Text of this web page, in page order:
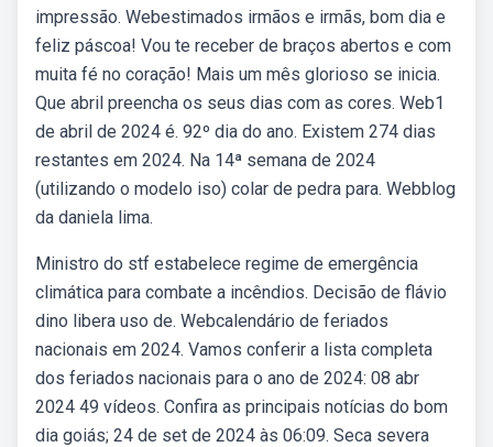
impressão. Webestimados irmãos e irmãs, bom dia e
feliz páscoa! Vou te receber de braços abertos e com
muita fé no coração! Mais um mês glorioso se inicia.
Que abril preencha os seus dias com as cores. Web1
de abril de 2024 é. 92º dia do ano. Existem 274 dias
restantes em 2024. Na 14ª semana de 2024
(utilizando o modelo iso) colar de pedra para. Webblog
da daniela lima.
Ministro do stf estabelece regime de emergência
climática para combate a incêndios. Decisão de flávio
dino libera uso de. Webcalendário de feriados
nacionais em 2024. Vamos conferir a lista completa
dos feriados nacionais para o ano de 2024: 08 abr
2024 49 vídeos. Confira as principais notícias do bom
dia goiás; 24 de set de 2024 às 06:09. Seca severa